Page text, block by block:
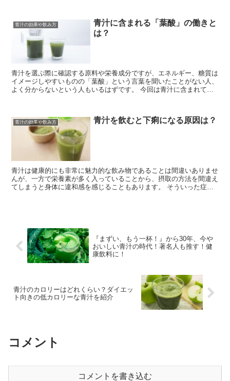
青汁の効果や飲み方
青汁に含まれる「葉酸」の働きと
は？
青汁を選ぶ際に確認する原料や栄養成分ですが、エネルギー、糖質は
イメージしやすいものの「葉酸」という言葉を聞いたことがない人、
よく分からないという人もいるはずです。 今回は青汁に含まれてい
青汁の効果や飲み方 青汁を飲むと下痢になる原因は？
青汁は健康的にも非常に魅力的な飲み物であることは間違いありませ
んが、一方で栄養素が多く入っていることから、摂取の方法を間違え
てしまうと身体に違和感を感じることもあります。 そういった症状
『まずい、もう一杯！』から30年、今や
おいしい青汁の時代！著名人も推す！健
康飲料に！
青汁のカロリーはどれくらい？ダイエッ
ト向きの低カロリーな青汁を紹介
コメント
コメントを書き込む